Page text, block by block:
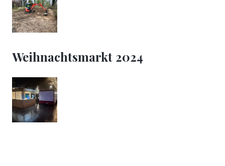
Weihnachtsmarkt 2024